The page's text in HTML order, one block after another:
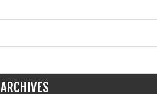
ARCHIVES